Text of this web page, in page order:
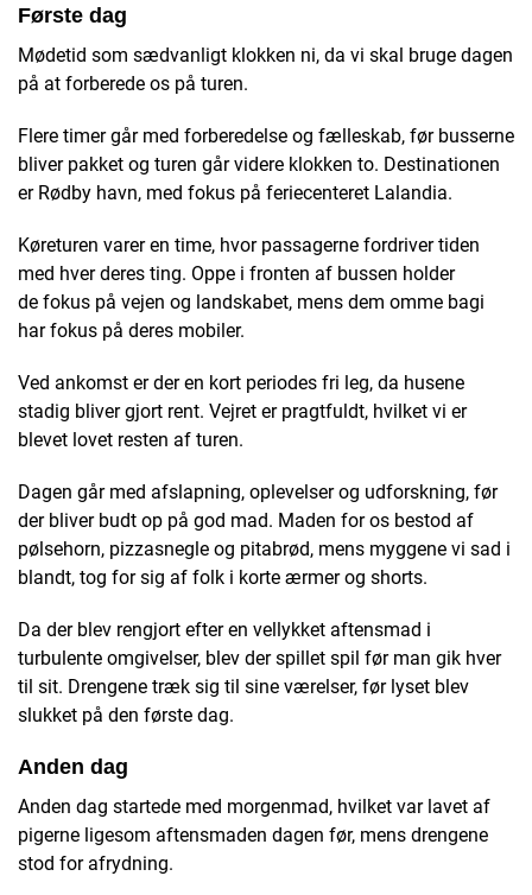
Første dag
Mødetid som sædvanligt klokken ni, da vi skal bruge dagen
på at forberede os på turen.
Flere timer går med forberedelse og fælleskab, før busserne
bliver pakket og turen går videre klokken to. Destinationen
er Rødby havn, med fokus på feriecenteret Lalandia.
Køreturen varer en time, hvor passagerne fordriver tiden
med hver deres ting. Oppe i fronten af bussen holder
de fokus på vejen og landskabet, mens dem omme bagi
har fokus på deres mobiler.
Ved ankomst er der en kort periodes fri leg, da husene
stadig bliver gjort rent. Vejret er pragtfuldt, hvilket vi er
blevet lovet resten af turen.
Dagen går med afslapning, oplevelser og udforskning, før
der bliver budt op på god mad. Maden for os bestod af
pølsehorn, pizzasnegle og pitabrød, mens myggene vi sad i
blandt, tog for sig af folk i korte ærmer og shorts.
Da der blev rengjort efter en vellykket aftensmad i
turbulente omgivelser, blev der spillet spil før man gik hver
til sit. Drengene træk sig til sine værelser, før lyset blev
slukket på den første dag.
Anden dag
Anden dag startede med morgenmad, hvilket var lavet af
pigerne ligesom aftensmaden dagen før, mens drengene
stod for afrydning.